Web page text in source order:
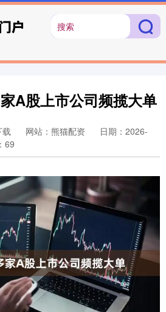
A股上市公司频揽大单
载 网站：熊猫配资
日期：2026-
69